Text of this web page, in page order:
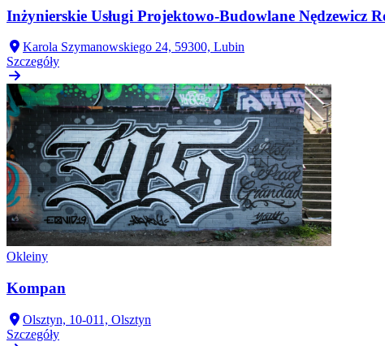
Inżynierskie Usługi Projektowo-Budowlane Nędzewicz
Karola Szymanowskiego 24, 59300, Lubin
Szczegóły
Okleiny
Kompan
Olsztyn, 10-011, Olsztyn
Szczegóły